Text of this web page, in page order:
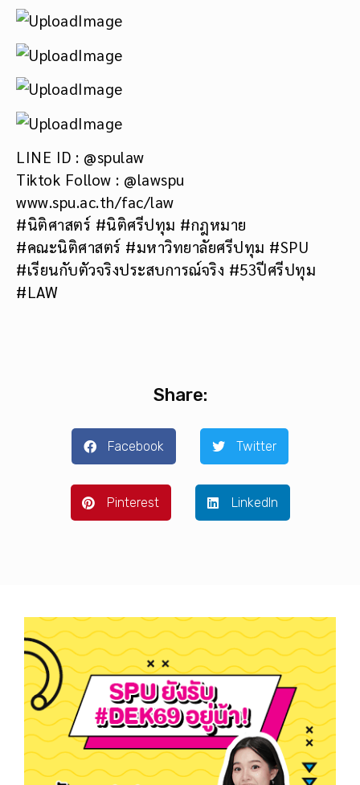
LINE ID : @spulaw
Tiktok Follow : @lawspu
www.spu.ac.th/fac/law
#นิติศาสตร์ #นิติศรีปทุม #กฎหมาย
#คณะนิติศาสตร์ #มหาวิทยาลัยศรีปทุม #SPU
#เรียนกับตัวจริงประสบการณ์จริง #53ปีศรีปทุม
#LAW
Share:
Facebook Twitter
Pinterest LinkedIn